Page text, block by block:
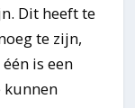
Dit heeft te
te zijn,
is een
kunnen